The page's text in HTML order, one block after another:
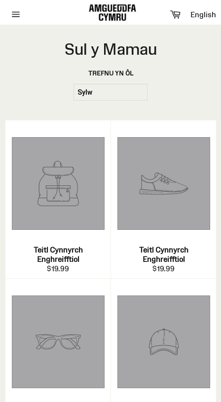
Basged
English
Sul y Mamau
TREFNU YN ÔL
Teitl Cynnyrch
Enghreifftiol
$19.99
Teitl Cynnyrch
Enghreifftiol
$19.99